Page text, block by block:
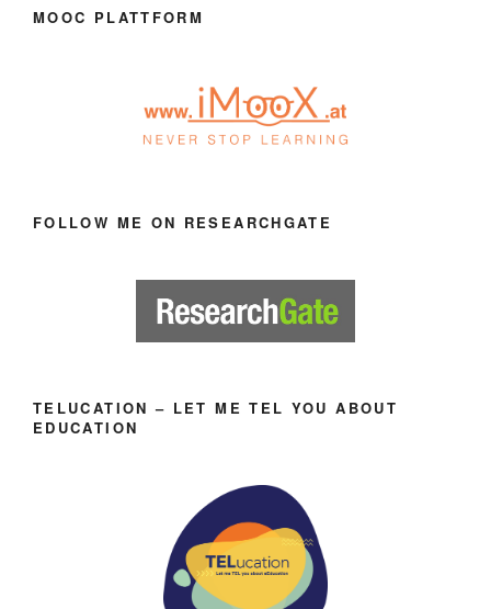
MOOC PLATTFORM
FOLLOW ME ON RESEARCHGATE
TELUCATION – LET ME TEL YOU ABOUT
EDUCATION